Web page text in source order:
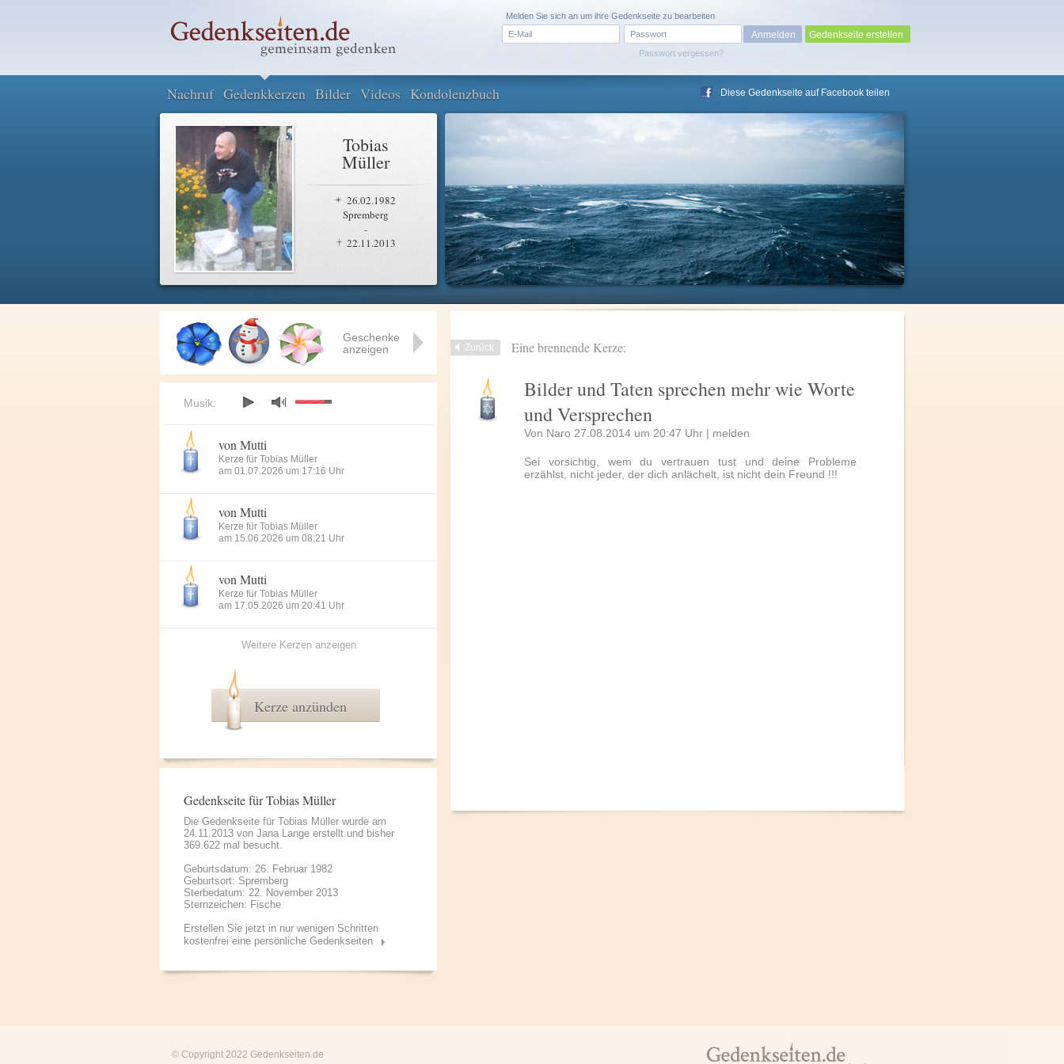
Passwort vergessen?
Melden Sie sich an um ihre Gedenkseite zu bearbeiten
Gedenkseite erstellen
Nachruf Gedenkkerzen Bilder Videos Kondolenzbuch Diese Gedenkseite auf Facebook teilen
Tobias
Müller
26.02.1982
Spremberg
-
22.11.2013
Zurück Eine brennende Kerze:
Bilder und Taten sprechen mehr wie Worte
und Versprechen
Von Naro 27.08.2014 um 20:47 Uhr | melden
Sei vorsichtig, wem du vertrauen tust und deine Probleme
erzählst, nicht jeder, der dich anlächelt, ist nicht dein Freund !!!
Geschenke
anzeigen
Musik:
von Mutti
Kerze für Tobias Müller
am 01.07.2026 um 17:16 Uhr
von Mutti
Kerze für Tobias Müller
am 15.06.2026 um 08:21 Uhr
von Mutti
Kerze für Tobias Müller
am 17.05.2026 um 20:41 Uhr
Weitere Kerzen anzeigen
Kerze anzünden
Gedenkseite für Tobias Müller
Die Gedenkseite für Tobias Müller wurde am
24.11.2013 von Jana Lange erstellt und bisher
369.622 mal besucht.
Geburtsdatum: 26. Februar 1982
Geburtsort: Spremberg
Sterbedatum: 22. November 2013
Sternzeichen: Fische
Erstellen Sie jetzt in nur wenigen Schritten
kostenfrei eine persönliche Gedenkseiten
© Copyright 2022 Gedenkseiten.de